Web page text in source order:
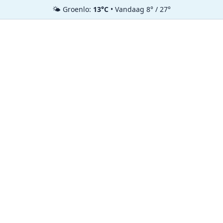
🌤️ Groenlo: 13°C • Vandaag 8° / 27°